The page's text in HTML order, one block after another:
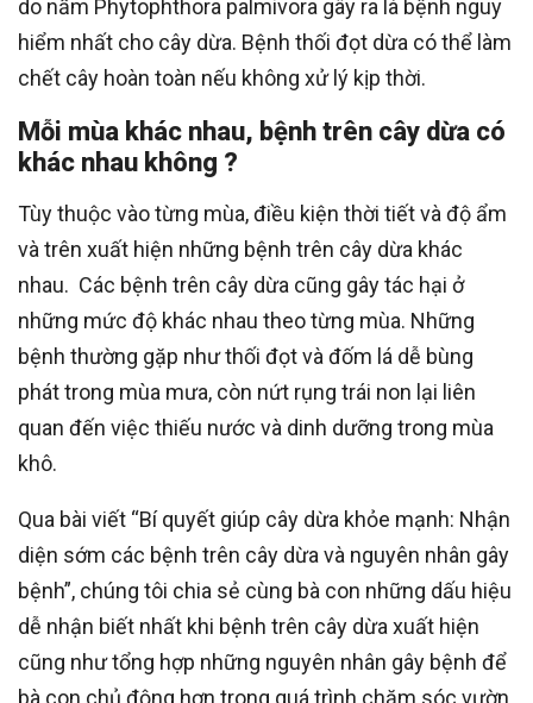
do nấm Phytophthora palmivora gây ra là bệnh nguy
hiểm nhất cho cây dừa. Bệnh thối đọt dừa có thể làm
chết cây hoàn toàn nếu không xử lý kịp thời.
Mỗi mùa khác nhau, bệnh trên cây dừa có
khác nhau không ?
Tùy thuộc vào từng mùa, điều kiện thời tiết và độ ẩm
và trên xuất hiện những bệnh trên cây dừa khác
nhau. Các bệnh trên cây dừa cũng gây tác hại ở
những mức độ khác nhau theo từng mùa. Những
bệnh thường gặp như thối đọt và đốm lá dễ bùng
phát trong mùa mưa, còn nứt rụng trái non lại liên
quan đến việc thiếu nước và dinh dưỡng trong mùa
khô.
Qua bài viết “Bí quyết giúp cây dừa khỏe mạnh: Nhận
diện sớm các bệnh trên cây dừa và nguyên nhân gây
bệnh”, chúng tôi chia sẻ cùng bà con những dấu hiệu
dễ nhận biết nhất khi bệnh trên cây dừa xuất hiện
cũng như tổng hợp những nguyên nhân gây bệnh để
bà con chủ động hơn trong quá trình chăm sóc vườn